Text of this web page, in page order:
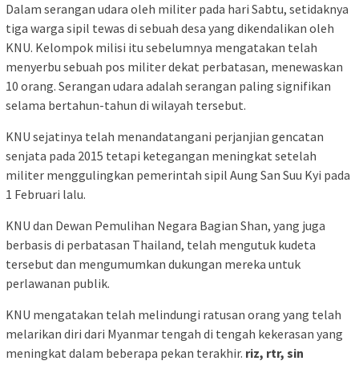
Dalam serangan udara oleh militer pada hari Sabtu, setidaknya
tiga warga sipil tewas di sebuah desa yang dikendalikan oleh
KNU. Kelompok milisi itu sebelumnya mengatakan telah
menyerbu sebuah pos militer dekat perbatasan, menewaskan
10 orang. Serangan udara adalah serangan paling signifikan
selama bertahun-tahun di wilayah tersebut.
KNU sejatinya telah menandatangani perjanjian gencatan
senjata pada 2015 tetapi ketegangan meningkat setelah
militer menggulingkan pemerintah sipil Aung San Suu Kyi pada
1 Februari lalu.
KNU dan Dewan Pemulihan Negara Bagian Shan, yang juga
berbasis di perbatasan Thailand, telah mengutuk kudeta
tersebut dan mengumumkan dukungan mereka untuk
perlawanan publik.
KNU mengatakan telah melindungi ratusan orang yang telah
melarikan diri dari Myanmar tengah di tengah kekerasan yang
meningkat dalam beberapa pekan terakhir. riz, rtr, sin